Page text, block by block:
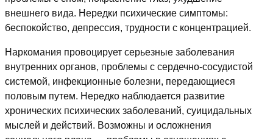
внешнего вида. Нередки психические симптомы:
беспокойство, депрессия, трудности с концентрацией.
Наркомания провоцирует серьезные заболевания
внутренних органов, проблемы с сердечно-сосудистой
системой, инфекционные болезни, передающиеся
половым путем. Нередко наблюдается развитие
хронических психических заболеваний, суицидальных
мыслей и действий. Возможны и осложнения